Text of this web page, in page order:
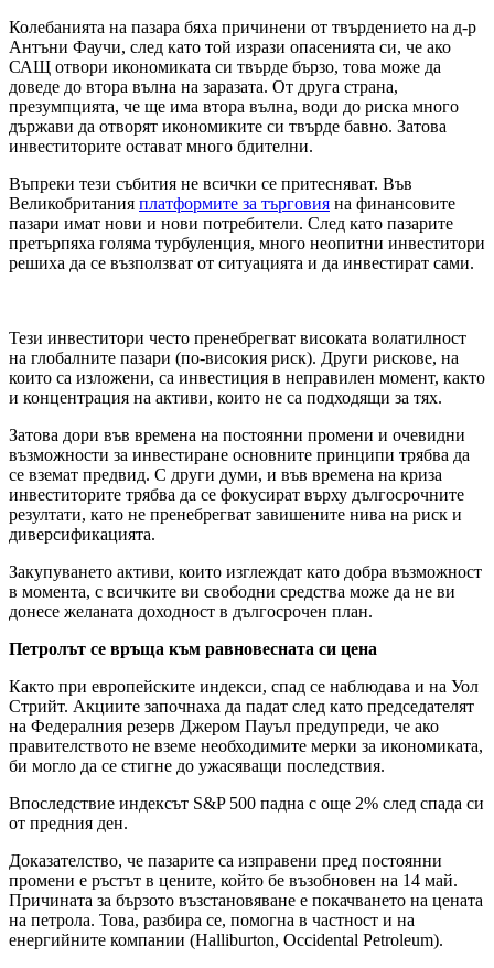
Колебанията на пазара бяха причинени от твърдението на д-р
Антъни Фаучи, след като той изрази опасенията си, че ако
САЩ отвори икономиката си твърде бързо, това може да
доведе до втора вълна на заразата. От друга страна,
презумпцията, че ще има втора вълна, води до риска много
държави да отворят икономиките си твърде бавно. Затова
инвеститорите остават много бдителни.
Въпреки тези събития не всички се притесняват. Във
Великобритания платформите за търговия на финансовите
пазари имат нови и нови потребители. След като пазарите
претърпяха голяма турбуленция, много неопитни инвеститори
решиха да се възползват от ситуацията и да инвестират сами.
Тези инвеститори често пренебрегват високата волатилност
на глобалните пазари (по-високия риск). Други рискове, на
които са изложени, са инвестиция в неправилен момент, както
и концентрация на активи, които не са подходящи за тях.
Затова дори във времена на постоянни промени и очевидни
възможности за инвестиране основните принципи трябва да
се вземат предвид. С други думи, и във времена на криза
инвеститорите трябва да се фокусират върху дългосрочните
резултати, като не пренебрегват завишените нива на риск и
диверсификацията.
Закупуването активи, които изглеждат като добра възможност
в момента, с всичките ви свободни средства може да не ви
донесе желаната доходност в дългосрочен план.
Петролът се връща към равновесната си цена
Както при европейските индекси, спад се наблюдава и на Уол
Стрийт. Акциите започнаха да падат след като председателят
на Федералния резерв Джером Пауъл предупреди, че ако
правителството не вземе необходимите мерки за икономиката,
би могло да се стигне до ужасяващи последствия.
Впоследствие индексът S&P 500 падна с още 2% след спада си
от предния ден.
Доказателство, че пазарите са изправени пред постоянни
промени е ръстът в цените, който бе възобновен на 14 май.
Причината за бързото възстановяване е покачването на цената
на петрола. Това, разбира се, помогна в частност и на
енергийните компании (Halliburton, Occidental Petroleum).